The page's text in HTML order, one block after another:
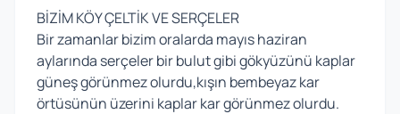
BİZİM KÖY ÇELTİK VE SERÇELER
Bir zamanlar bizim oralarda mayıs haziran
aylarında serçeler bir bulut gibi gökyüzünü kaplar
güneş görünmez olurdu,kışın bembeyaz kar
örtüsünün üzerini kaplar kar görünmez olurdu.